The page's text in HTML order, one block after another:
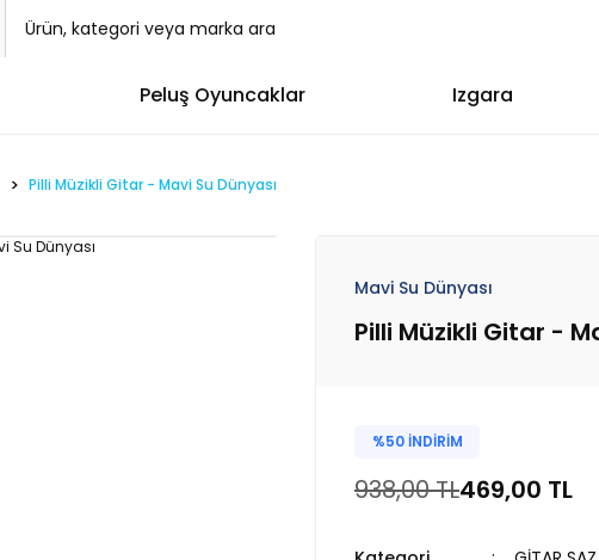
Peluş Oyuncaklar Izgara
Pilli Müzikli Gitar - Mavi Su Dünyası
Mavi Su Dünyası
Pilli Müzikli Gitar -
%50 İNDİRİM
938,00 TL469,00 TL